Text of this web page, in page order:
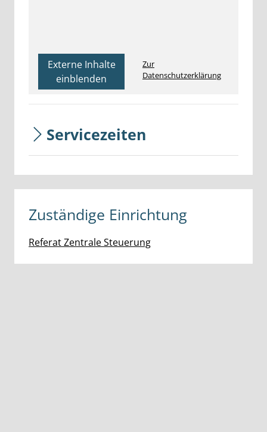
Externe Inhalte
einblenden
Zur
Datenschutzerklärung
Servicezeiten
Zuständige Einrichtung
Referat Zentrale Steuerung